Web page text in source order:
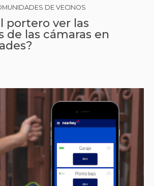
DE VECINOS
portero ver las
de las cámaras en